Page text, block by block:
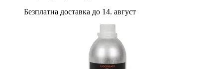
Безплатна доставка до 14. август